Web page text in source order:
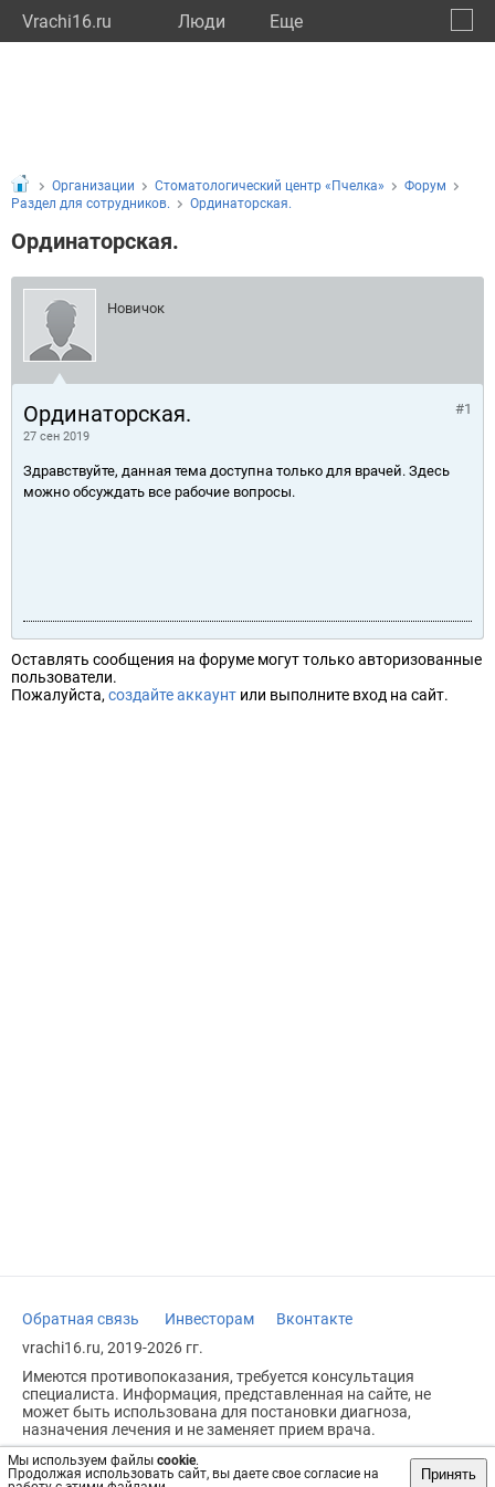
Vrachi16.ru Люди Eще
Мы используем файлы cookie.
Продолжая использовать сайт, вы даете свое согласие на
Принять
Организации Стоматологический центр «Пчелка»
Форум
Раздел для сотрудников.
Ординаторская.
Ординаторская.
Новичок
Ординаторская.
27 сен 2019
#1
Здравствуйте, данная тема доступна только для врачей. Здесь
можно обсуждать все рабочие вопросы.
Оставлять сообщения на форуме могут только авторизованные
пользователи.
Пожалуйста, создайте аккаунт или выполните вход на сайт.
Обратная связь Инвесторам
Вконтакте
vrachi16.ru, 2019-2026 гг.
Имеются противопоказания, требуется консультация
специалиста. Информация, представленная на сайте, не
может быть использована для постановки диагноза,
назначения лечения и не заменяет прием врача.
Возрастное ограничение: 18+